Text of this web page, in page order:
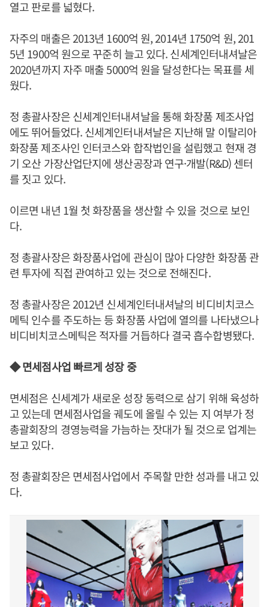
열고 판로를 넓혔다.
자주의 매출은 2013년 1600억 원, 2014년 1750억 원, 201
5년 1900억 원으로 꾸준히 늘고 있다. 신세계인터내셔날은
2020년까지 자주 매출 5000억 원을 달성한다는 목표를 세
웠다.
정 총괄사장은 신세계인터내셔날을 통해 화장품 제조사업
에도 뛰어들었다. 신세계인터내셔날은 지난해 말 이탈리아
화장품 제조사인 인터코스와 합작법인을 설립했고 현재 경
기 오산 가장산업단지에 생산공장과 연구·개발(R&D) 센터
를 짓고 있다.
이르면 내년 1월 첫 화장품을 생산할 수 있을 것으로 보인
다.
정 총괄사장은 화장품사업에 관심이 많아 다양한 화장품 관
련 투자에 직접 관여하고 있는 것으로 전해진다.
정 총괄사장은 2012년 신세계인터내셔날의 비디비치코스
메틱 인수를 주도하는 등 화장품 사업에 열의를 나타냈으나
비디비치코스메틱은 적자를 거듭하다 결국 흡수합병됐다.
◆ 면세점사업 빠르게 성장 중
면세점은 신세계가 새로운 성장 동력으로 삼기 위해 육성하
고 있는데 면세점사업을 궤도에 올릴 수 있는 지 여부가 정
총괄회장의 경영능력을 가늠하는 잣대가 될 것으로 업계는
보고 있다.
정 총괄회장은 면세점사업에서 주목할 만한 성과를 내고 있
다.